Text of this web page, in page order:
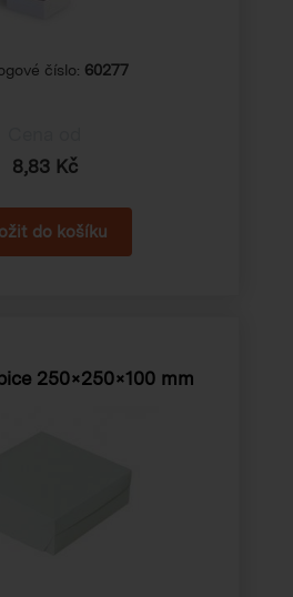
číslo: 60277
8,83 Kč
250×250×100 mm